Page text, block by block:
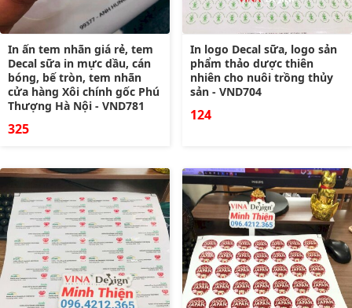
In ấn tem nhãn giá rẻ, tem
Decal sữa in mực dầu, cán
bóng, bế tròn, tem nhãn
cửa hàng Xôi chính gốc Phú
Thượng Hà Nội - VND781
325
In logo Decal sữa, logo sản
phẩm thảo dược thiên
nhiên cho nuôi trồng thủy
sản - VND704
124